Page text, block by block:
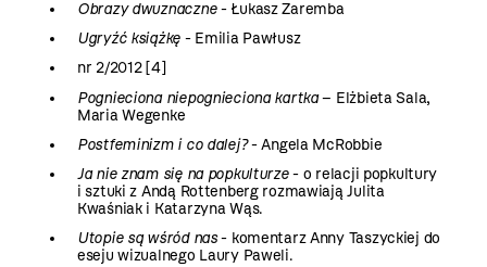
Obrazy dwuznaczne- Łukasz Zaremba
Ugryźć książkę - Emilia Pawłusz
nr 2/2012 [4]
Pognieciona niepognieciona kartka– Elżbieta Sala,
Maria Wegenke
Postfeminizm i co dalej?- Angela McRobbie
Ja nie znam się na popkulturze- o relacji popkultury
i sztuki z Andą Rottenberg rozmawiają Julita
Kwaśniak i Katarzyna Wąs.
Utopie są wśród nas- komentarz Anny Taszyckiej do
eseju wizualnego Laury Paweli.